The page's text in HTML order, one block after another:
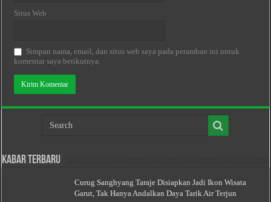
Situs Web
Simpan nama, email, dan situs web saya pada peramban ini untuk
komentar saya berikutnya.
Kabar Terbaru
Curug Sanghyang Taraje Disiapkan Jadi Ikon Wisata
Garut, Tak Hanya Andalkan Daya Tarik Air Terjun